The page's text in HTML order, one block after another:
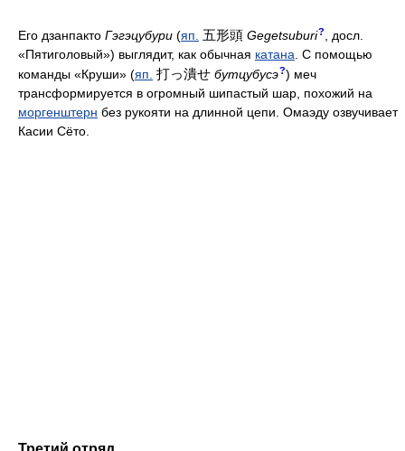
Его дзанпакто Гэгэцубури (яп. 五形頭 Gegetsuburi?, досл.
«Пятиголовый») выглядит, как обычная катана. С помощью
команды «Круши» (яп. 打っ潰せ бутцубусэ?) меч
трансформируется в огромный шипастый шар, похожий на
моргенштерн без рукояти на длинной цепи. Омаэду озвучивает
Касии Сёто.